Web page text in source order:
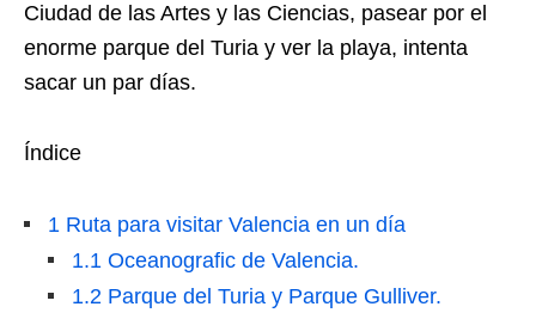
Ciudad de las Artes y las Ciencias, pasear por el
enorme parque del Turia y ver la playa, intenta
sacar un par días.
Índice
1 Ruta para visitar Valencia en un día
1.1 Oceanografic de Valencia.
1.2 Parque del Turia y Parque Gulliver.